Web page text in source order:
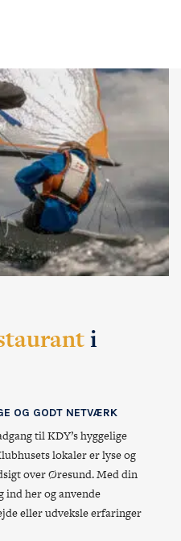
i
OG GODT NETVÆRK
til KDY’s hyggelige
lokaler er lyse og
over Øresund. Med din
ind her og anvende
eller udveksle erfaringer